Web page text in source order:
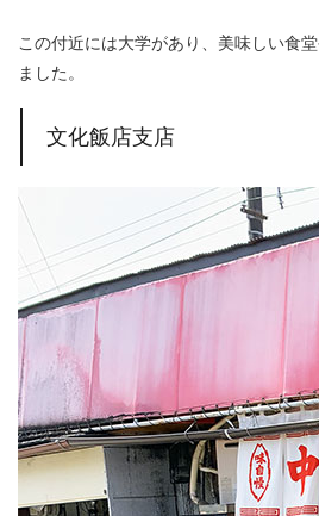
この付近には大学があり、美味しい食
ました。
文化飯店支店